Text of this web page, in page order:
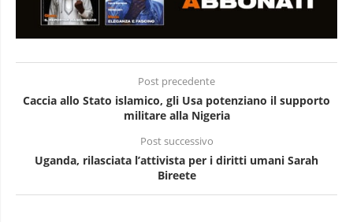
Post precedente
Caccia allo Stato islamico, gli Usa potenziano il supporto
militare alla Nigeria
Post successivo
Uganda, rilasciata l’attivista per i diritti umani Sarah
Bireete